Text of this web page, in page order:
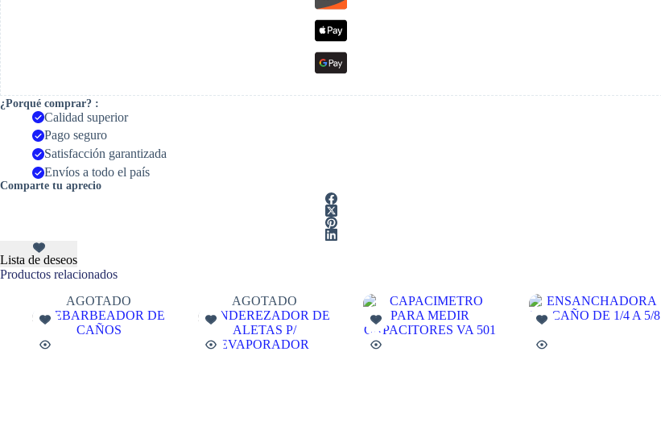
¿Porqué comprar? :
Calidad superior
Pago seguro
Satisfacción garantizada
Envíos a todo el país
Comparte tu aprecio
Lista de deseos
Productos relacionados
AGOTADO
AGOTADO